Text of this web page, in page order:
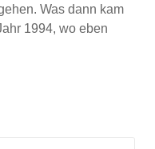
Was dann kam
1994, wo eben